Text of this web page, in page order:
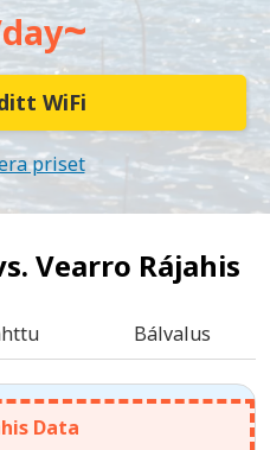
~
WiFi
priset
Vearro Rájahis
Bálvalus
Data